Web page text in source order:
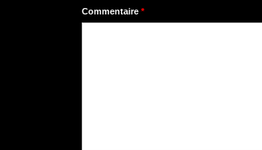
Commentaire *